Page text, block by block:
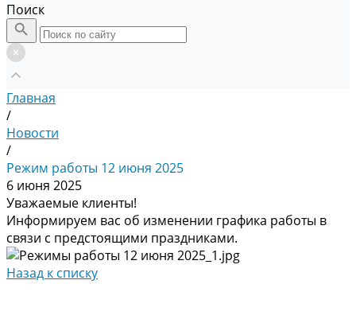
Поиск
Главная
/
Новости
/
Режим работы 12 июня 2025
6 июня 2025
Уважаемые клиенты!
Информируем вас об изменении графика работы в
связи с предстоящими праздниками.
Назад к списку